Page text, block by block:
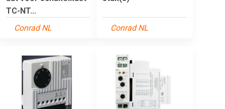
TC-NT...
Conrad NL
Conrad NL